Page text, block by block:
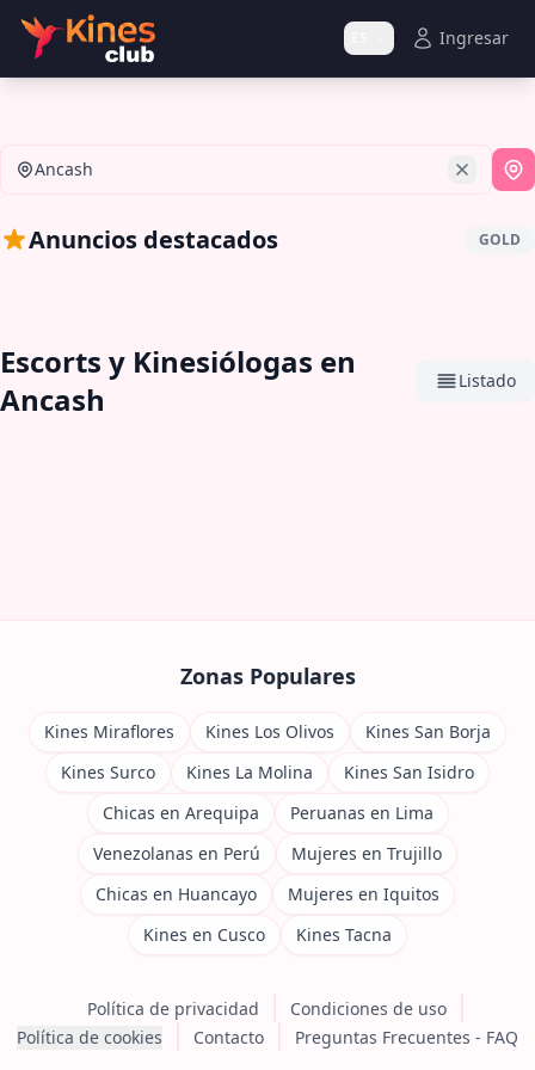
Ingresar
Ancash
Anuncios destacados GOLD
Escorts y Kinesiólogas en
Ancash
Listado
Zonas Populares
Kines Miraflores Kines Los Olivos
Kines San Borja
Kines Surco
Kines La Molina
Kines San Isidro
Chicas en Arequipa
Peruanas en Lima
Venezolanas en Perú
Mujeres en Trujillo
Chicas en Huancayo
Mujeres en Iquitos
Kines en Cusco
Kines Tacna
Política de privacidad
Condiciones de uso
Política de cookies
Contacto Preguntas Frecuentes - FAQ